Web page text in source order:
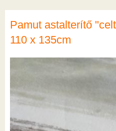
Pamut astalterítő
110 x 135cm